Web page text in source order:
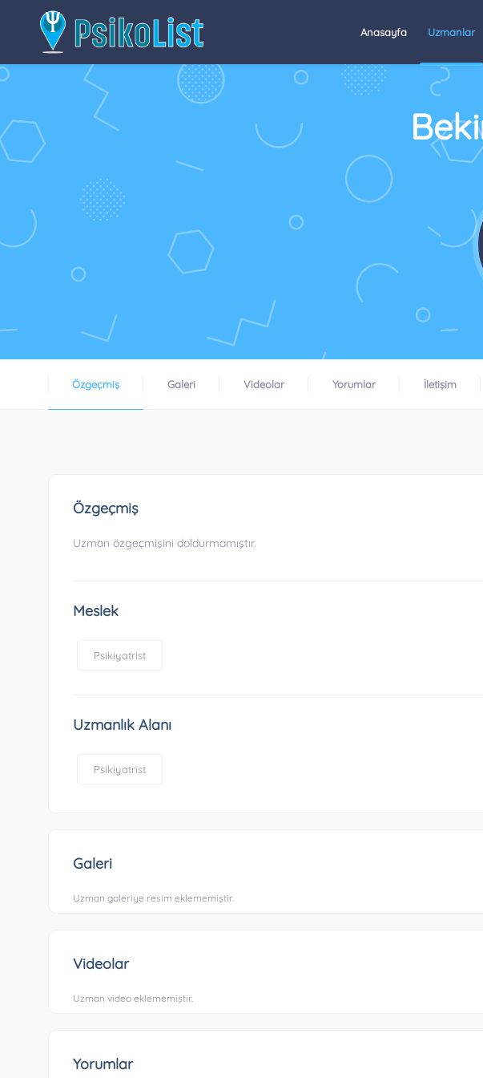
Anasayfa Uzmanlar
Özgeçmiş Galeri Videolar Yorumlar İletişim
Özgeçmiş
Uzman özgeçmişini doldurmamıştır.
Meslek
Psikiyatrist
Uzmanlık Alanı
Psikiyatrist
Galeri
Uzman galeriye resim eklememiştir.
Videolar
Uzman video eklememiştir.
Yorumlar